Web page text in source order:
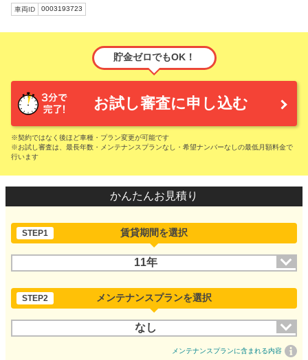
車両ID 0003193723
貯金ゼロでもOK！
お試し審査に申し込む
※契約ではなく後ほど車種・プラン変更が可能です
※お試し審査は、最長年数・メンテナンスプランなし・希望ナンバーなしの最低月額料金で
行います
かんたんお見積り
STEP1 賃貸期間を選択
11年
STEP2 メンテナンスプランを選択
なし
メンテナンスプランに含まれる内容